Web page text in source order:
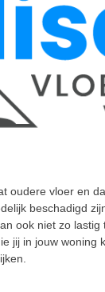
oudere vloer en
beschadigd
ook niet zo
jij in jouw